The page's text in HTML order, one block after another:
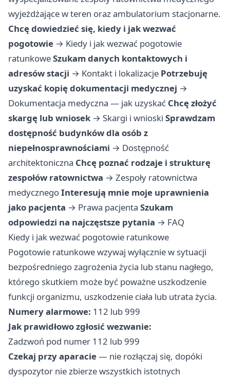
wyjeżdżające w teren oraz ambulatorium stacjonarne.
Chcę dowiedzieć się, kiedy i jak wezwać
pogotowie → Kiedy i jak wezwać pogotowie
ratunkoweSzukam danych kontaktowych i
adresów stacji → Kontakt i lokalizacje Potrzebuję
uzyskać kopię dokumentacji medycznej →
Dokumentacja medyczna — jak uzyskać Chcę złożyć
skargę lub wniosek → Skargi i wnioski Sprawdzam
dostępność budynków dla osób z
niepełnosprawnościami → Dostępność
architektoniczna Chcę poznać rodzaje i strukturę
zespołów ratownictwa → Zespoły ratownictwa
medycznegoInteresują mnie moje uprawnienia
jako pacjenta → Prawa pacjenta Szukam
odpowiedzi na najczęstsze pytania → FAQ
Kiedy i jak wezwać pogotowie ratunkowe
Pogotowie ratunkowe wzywaj wyłącznie w sytuacji
bezpośredniego zagrożenia życia lub stanu nagłego,
którego skutkiem może być poważne uszkodzenie
funkcji organizmu, uszkodzenie ciała lub utrata życia.
Numery alarmowe: 112 lub 999
Jak prawidłowo zgłosić wezwanie:
Zadzwoń pod numer 112 lub 999
Czekaj przy aparacie— nie rozłączaj się, dopóki
dyspozytor nie zbierze wszystkich istotnych